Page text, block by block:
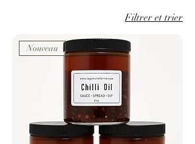
Filtrer et trier
Nouveau